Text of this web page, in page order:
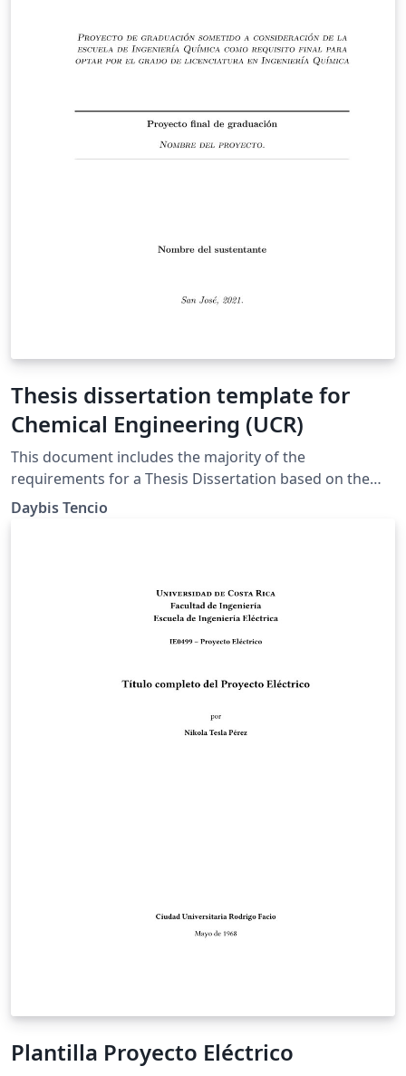
Thesis dissertation template for
Chemical Engineering (UCR)
This document includes the majority of the
requirements for a Thesis Dissertation based on the
Chemical Engineer Department Criteria at the
University of Costa Rica (UCR, 2021).
Daybis Tencio
Plantilla Proyecto Eléctrico